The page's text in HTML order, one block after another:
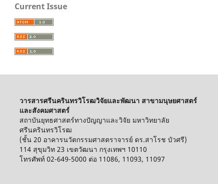
Current Issue
วารสารศรีนครินทรวิโรฒวิจัยและพัฒนา สาขามนุษยศาสตร์
และสังคมศาสตร์
สถาบันยุทธศาสตร์ทางปัญญาและวิจัย มหาวิทยาลัย
ศรีนครินทรวิโรฒ
(ชั้น 20 อาคารนวัตกรรมศาสตราจารย์ ดร.สาโรช บัวศรี)
114 สุขุมวิท 23 เขตวัฒนา กรุงเทพฯ 10110
โทรศัพท์ 02-649-5000 ต่อ 11086, 11093, 11097